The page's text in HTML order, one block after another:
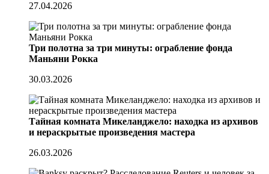
27.04.2026
Три полотна за три минуты: ограбление фонда
Маньяни Рокка
30.03.2026
Тайная комната Микеланджело: находка из архивов
и нераскрытые произведения мастера
26.03.2026